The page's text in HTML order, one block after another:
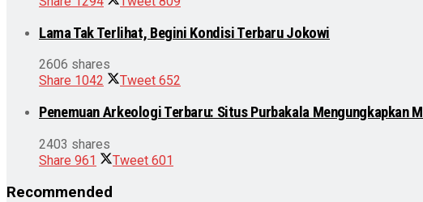
Lama Tak Terlihat, Begini Kondisi Terbaru Jokowi
2606 shares
Share 1042 Tweet 652
Penemuan Arkeologi Terbaru: Situs Purbakala Mengungkapkan
2403 shares
Share 961 Tweet 601
Recommended